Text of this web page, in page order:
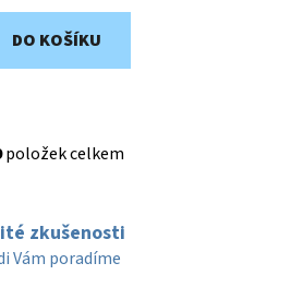
DO KOŠÍKU
O
á
d
položek celkem
zkušenosti
Vám poradíme